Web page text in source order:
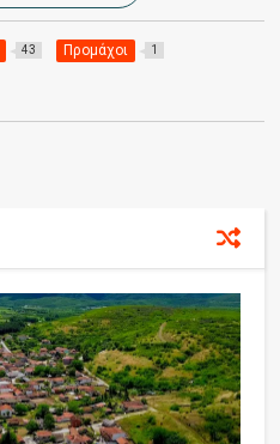
43 Προμάχοι 1